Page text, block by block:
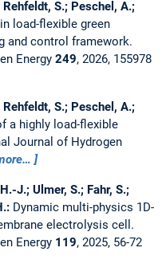
Rehfeldt, S.; Peschel, A.;
load-flexible green
and control framework.
Energy 249, 2026, 155978
Rehfeldt, S.; Peschel, A.;
a highly load-flexible
Journal of Hydrogen
J.; Ulmer, S.; Fahr, S.;
Dynamic multi-physics 1D-
electrolysis cell.
Energy 119, 2025, 56-72